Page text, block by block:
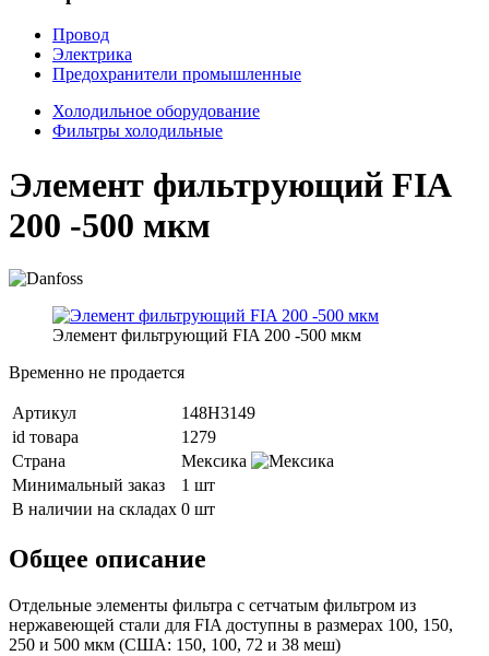
Провод
Электрика
Предохранители промышленные
Холодильное оборудование
Фильтры холодильные
Элемент фильтрующий FIA
200 -500 мкм
Элемент фильтрующий FIA 200 -500 мкм
Временно не продается
Артикул
148H3149
id товара
1279
Страна
Мексика
Минимальный заказ
1 шт
В наличии на складах 0 шт
Общее описание
Отдельные элементы фильтра с сетчатым фильтром из
нержавеющей стали для FIA доступны в размерах 100, 150,
250 и 500 мкм (США: 150, 100, 72 и 38 меш)